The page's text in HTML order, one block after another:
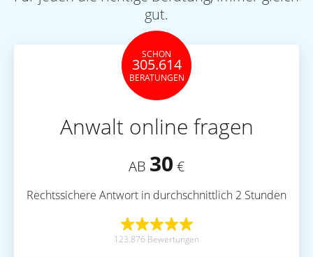
gut.
SCHON
305.614
BERATUNGEN
Anwalt online fragen
AB 30 €
Rechtssichere Antwort in durchschnittlich 2 Stunden
123.876 Bewertungen